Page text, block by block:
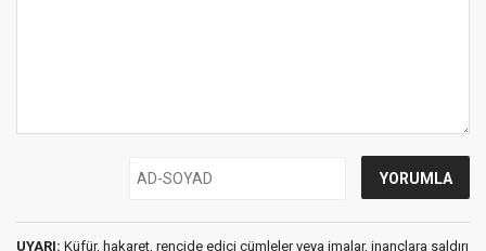
UYARI: Küfür, hakaret, rencide edici cümleler veya imalar, inançlara saldırı